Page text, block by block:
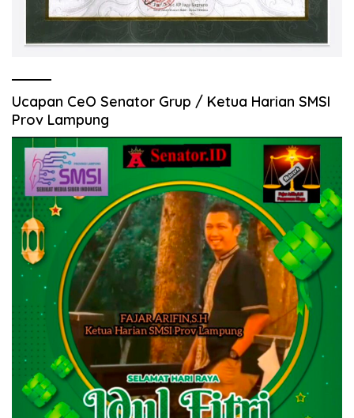
Ucapan CeO Senator Grup / Ketua Harian SMSI
Prov Lampung